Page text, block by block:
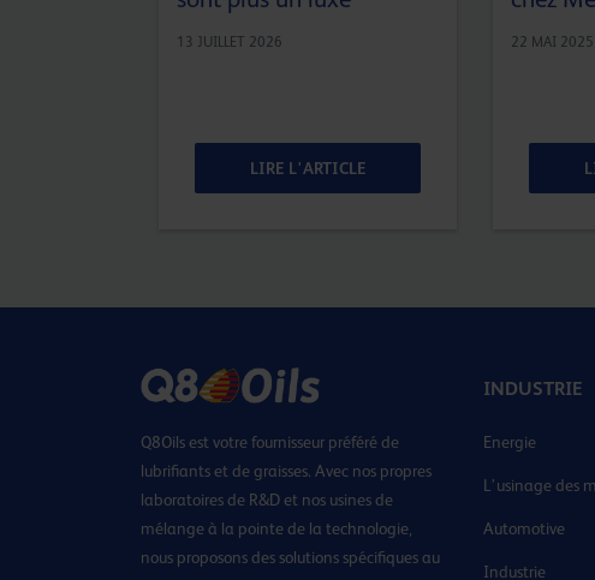
13 JUILLET 2026
LIRE L'ARTICLE
22 MAI 2025
Q8Oils est votre fournisseur préféré de
lubrifiants et de graisses. Avec nos propres
laboratoires de R&D et nos usines de
mélange à la pointe de la technologie,
nous proposons des solutions spécifiques au
INDUSTRIE
Energie
L’usinage des
Automotive
Industrie